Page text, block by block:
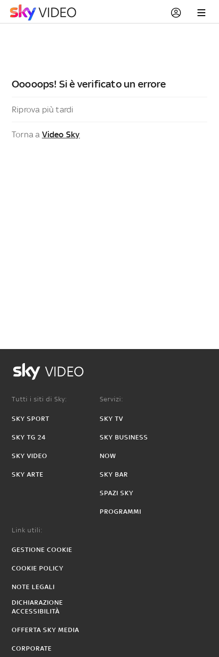
Ooooops! Si è verificato un errore
Riprova più tardi
Torna a Video Sky
VIDEO
Tutti i siti di Sky:
SKY SPORT
SKY TG 24
SKY VIDEO
SKY ARTE
Servizi:
SKY TV
SKY BUSINESS
NOW
SKY BAR
SPAZI SKY
PROGRAMMI
Link utili:
GESTIONE COOKIE
COOKIE POLICY
NOTE LEGALI
DICHIARAZIONE
ACCESSIBILITÀ
OFFERTA SKY MEDIA
CORPORATE